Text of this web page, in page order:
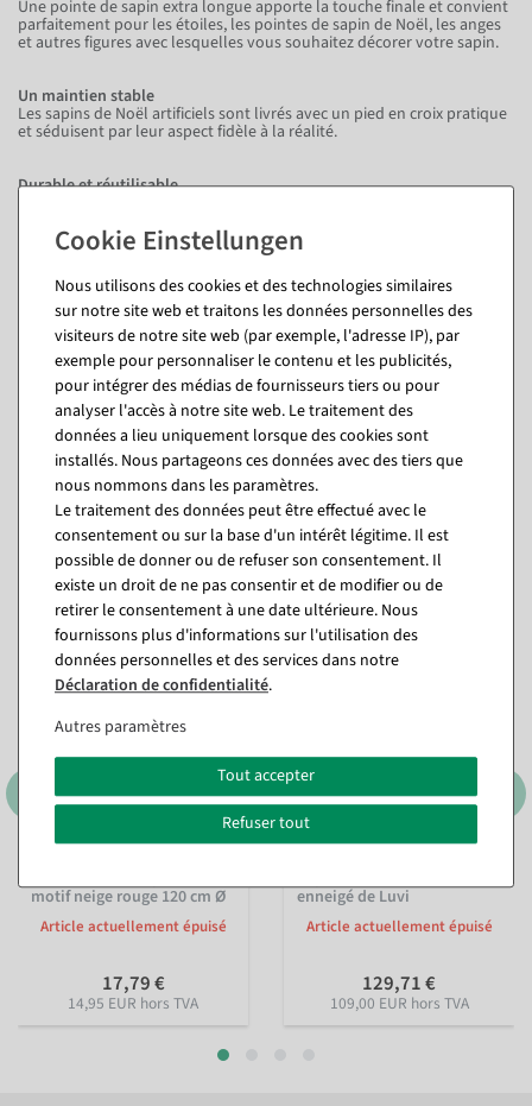
Une pointe de sapin extra longue apporte la touche finale et convient
parfaitement pour les étoiles, les pointes de sapin de Noël, les anges
et autres figures avec lesquelles vous souhaitez décorer votre sapin.
Un maintien stable
Les sapins de Noël artificiels sont livrés avec un pied en croix pratique
et séduisent par leur aspect fidèle à la réalité.
Durable et réutilisable
emballage d'origine. Si vous n'avez plus l'emballage, vous trouverez
dans notre assortiment des housses de sapin de Noël de qualité
supérieure qui protègent de la saleté et de la poussière.
Combien de boules de Noël me faut-il pour chaque sapin ?
De quelle quantité de lumière LED ai-je besoin pour quel
arbre ?
Questions sur l'article
Vous pourriez aussi aimer (8)
motif neige rouge 120 cm Ø
Article actuellement épuisé
17,79 €
14,95 EUR hors TVA
enneigé de Luvi
Article actuellement épuisé
129,71 €
109,00 EUR hors TVA
Nous utilisons des cookies et des technologies similaires
sur notre site web et traitons les données personnelles des
visiteurs de notre site web (par exemple, l'adresse IP), par
exemple pour personnaliser le contenu et les publicités,
pour intégrer des médias de fournisseurs tiers ou pour
analyser l'accès à notre site web. Le traitement des
données a lieu uniquement lorsque des cookies sont
installés. Nous partageons ces données avec des tiers que
nous nommons dans les paramètres.
Le traitement des données peut être effectué avec le
consentement ou sur la base d'un intérêt légitime. Il est
possible de donner ou de refuser son consentement. Il
existe un droit de ne pas consentir et de modifier ou de
retirer le consentement à une date ultérieure. Nous
fournissons plus d'informations sur l'utilisation des
données personnelles et des services dans notre
Déclaration de confidentialité.
Autres paramètres
Tout accepter
Refuser tout